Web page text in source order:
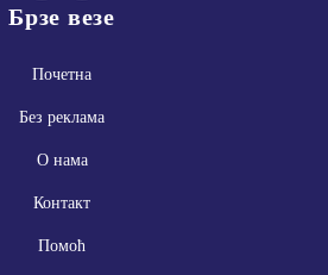
Брзе везе
Почетна
Без реклама
О нама
Контакт
Помоћ